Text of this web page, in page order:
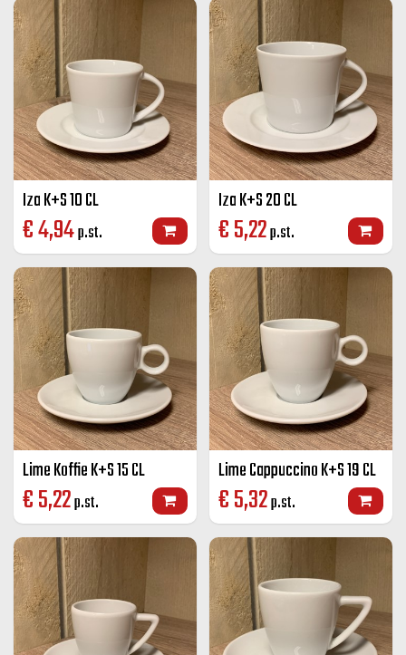
Iza K+S 10 CL
€4,94p.st.
Iza K+S 20 CL
€5,22p.st.
Lime Koffie K+S 15 CL
€5,22p.st.
Lime Cappuccino K+S 19 CL
€5,32p.st.